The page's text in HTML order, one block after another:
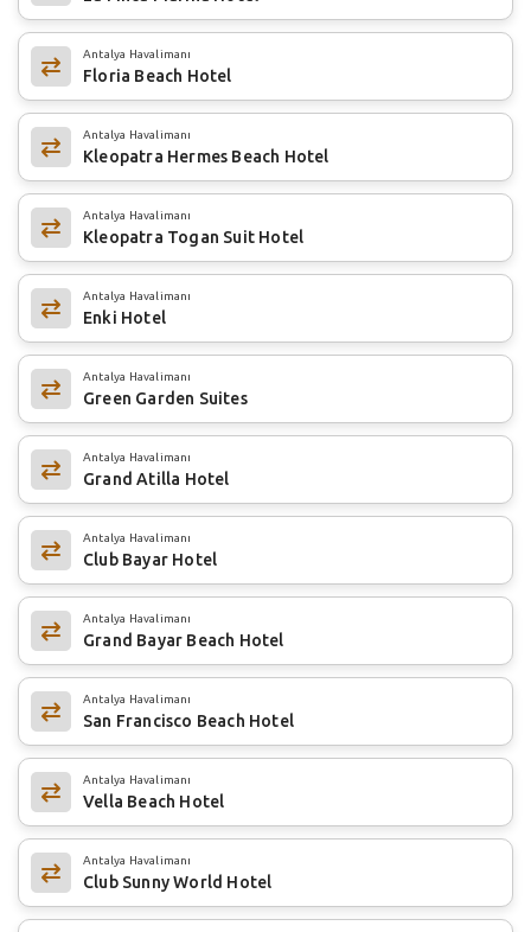
Antalya Havalimanı
Floria Beach Hotel
Antalya Havalimanı
Kleopatra Hermes Beach Hotel
Antalya Havalimanı
Kleopatra Togan Suit Hotel
Antalya Havalimanı
Enki Hotel
Antalya Havalimanı
Green Garden Suites
Antalya Havalimanı
Grand Atilla Hotel
Antalya Havalimanı
Club Bayar Hotel
Antalya Havalimanı
Grand Bayar Beach Hotel
Antalya Havalimanı
San Francisco Beach Hotel
Antalya Havalimanı
Vella Beach Hotel
Antalya Havalimanı
Club Sunny World Hotel